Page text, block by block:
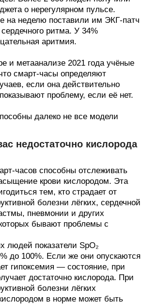
о нерегулярном пульсе.
на неделю поставили им ЭКГ-патч
ритма. У 34%
аритмия.
и метаанализе 2021 года учёные
смарт-часы определяют
если она действительно
проблему, если её нет.
далеко не все модели
недостаточно кислорода
часов способны отслеживать
крови кислородом. Эта
тем, кто страдает от
болезни лёгких, сердечной
пневмонии и других
бывают проблемы с
людей показатели SpO₂
до 100%. Если же они опускаются
гипоксемия — состояние, при
достаточно кислорода. При
болезни лёгких
в норме может быть